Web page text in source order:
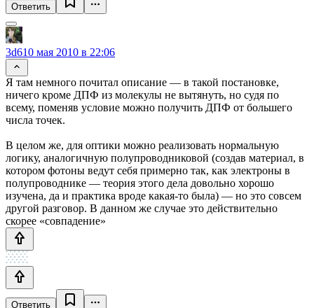
Ответить
3d610 мая 2010 в 22:06
Я там немного почитал описание — в такой постановке,
ничего кроме ДПФ из молекулы не вытянуть, но судя по
всему, поменяв условие можно получить ДПФ от большего
числа точек.
В целом же, для оптики можно реализовать нормальную
логику, аналогичную полупроводниковой (создав материал, в
котором фотоны ведут себя примерно так, как электроны в
полупроводнике — теория этого дела довольно хорошо
изучена, да и практика вроде какая-то была) — но это совсем
другой разговор. В данном же случае это действительно
скорее «совпадение»
Ответить